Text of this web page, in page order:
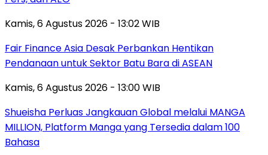
Kamis, 6 Agustus 2026 - 13:02 WIB
Fair Finance Asia Desak Perbankan Hentikan
Pendanaan untuk Sektor Batu Bara di ASEAN
Kamis, 6 Agustus 2026 - 13:00 WIB
Shueisha Perluas Jangkauan Global melalui MANGA
MILLION, Platform Manga yang Tersedia dalam 100
Bahasa